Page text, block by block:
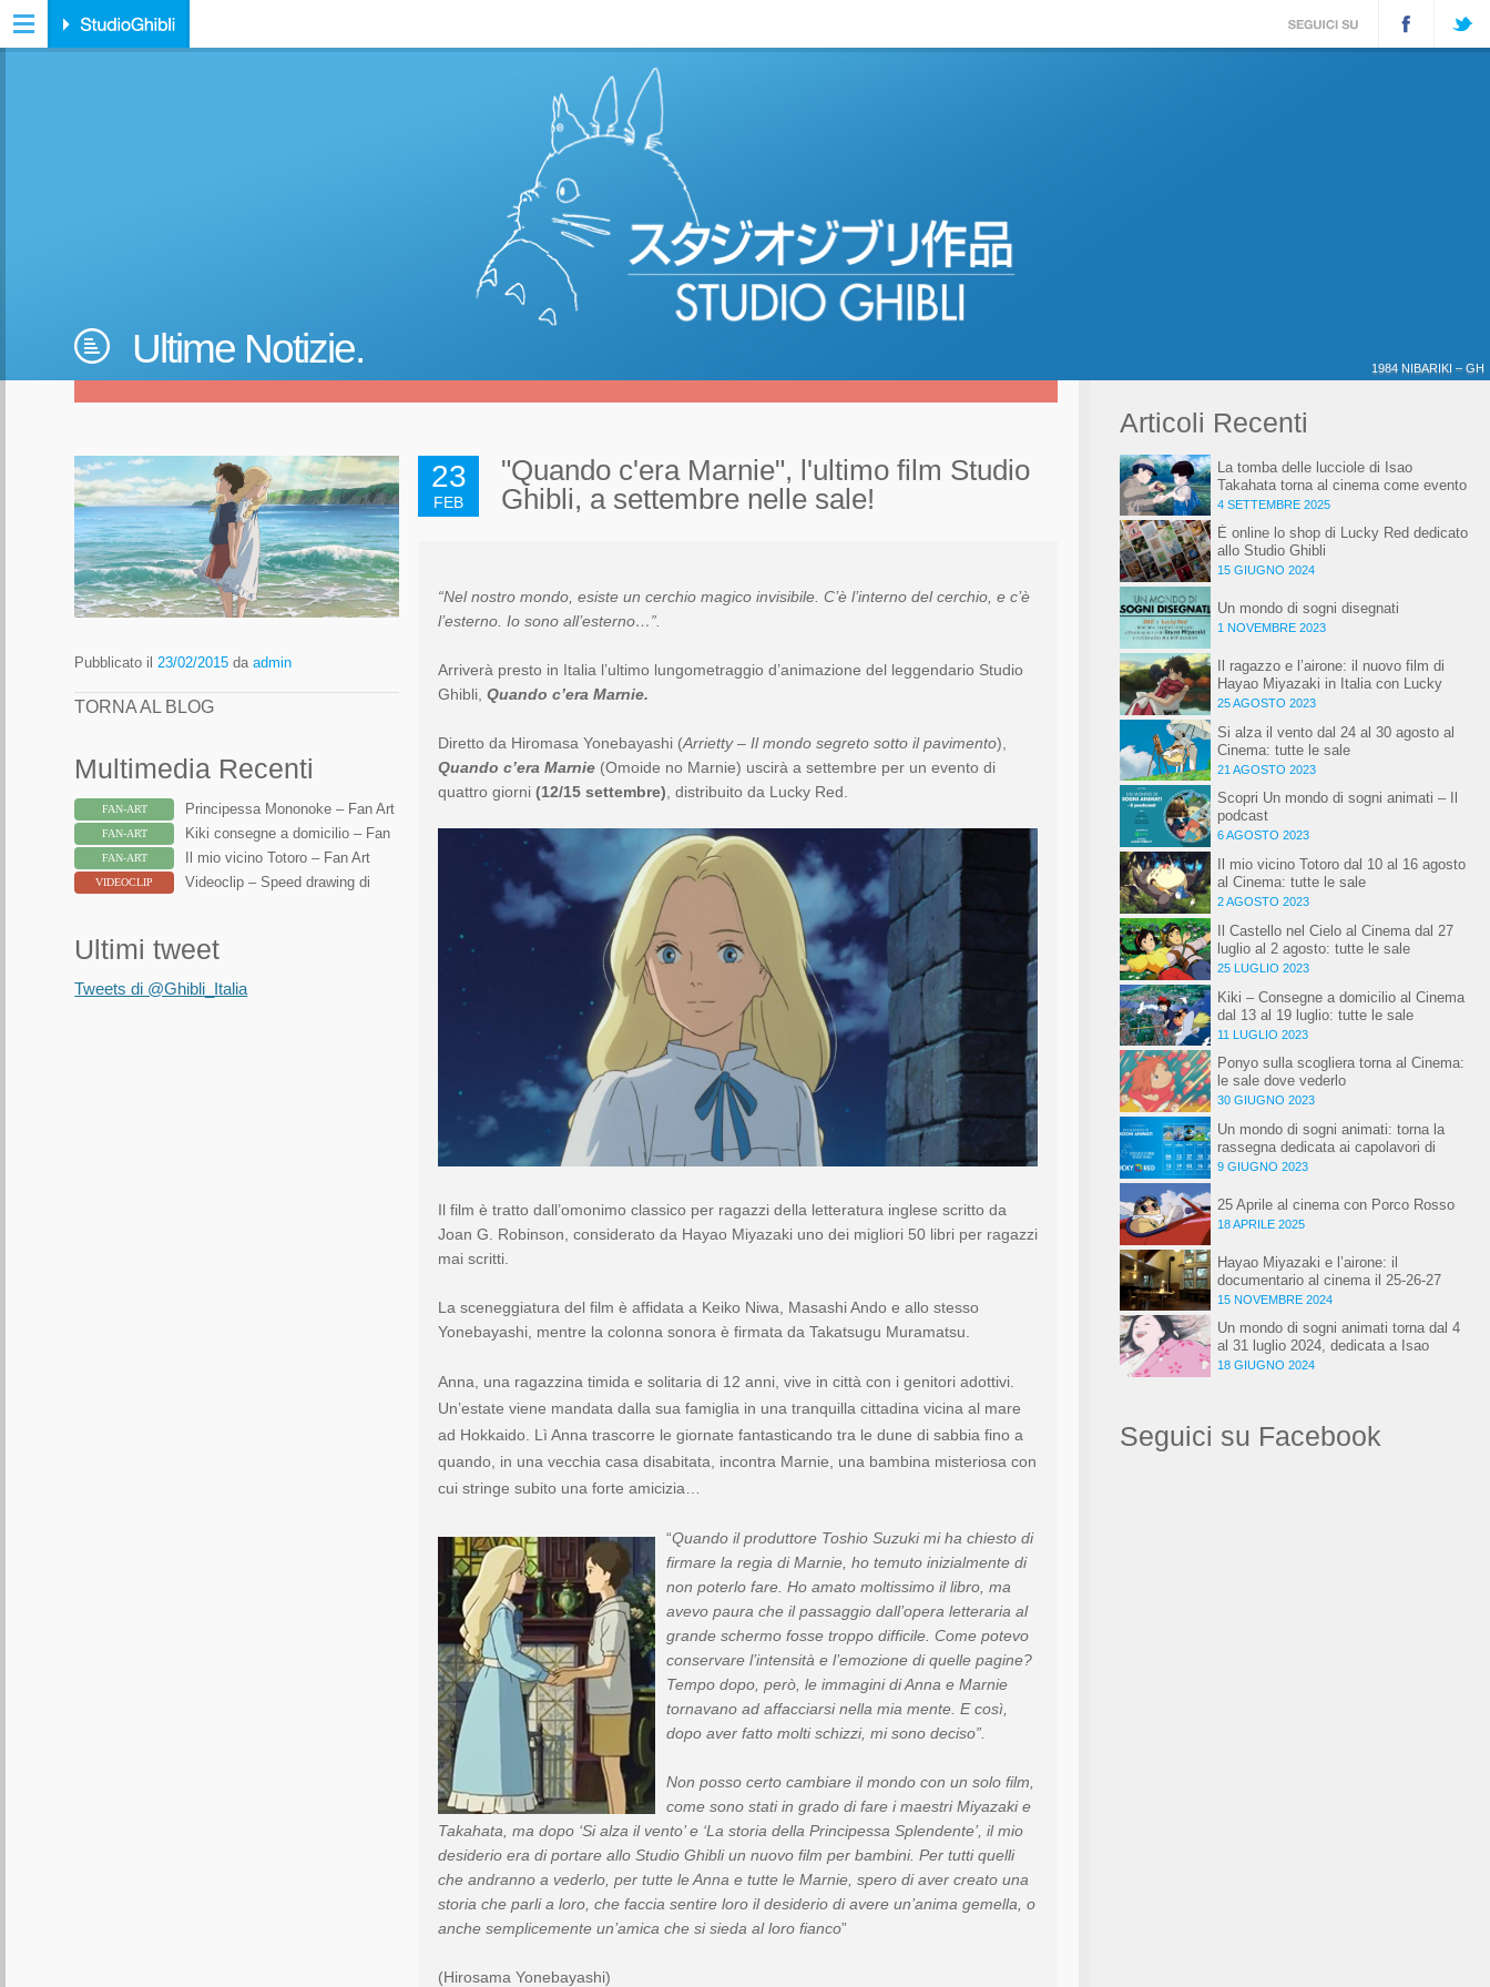
Ultime Notizie. 1984 NIBARIKI – GH
Pubblicato il 23/02/2015 daadmin
TORNA AL BLOG
Multimedia Recenti
Principessa Mononoke – Fan Art
FAN-ART
Kiki consegne a domicilio – Fan
Art
FAN-ART
Il mio vicino Totoro – Fan Art
FAN-ART
Videoclip – Speed drawing di
VIDEOCLIP
Ultimi tweet
Tweets di @Ghibli_Italia
23
FEB
"Quando c'era Marnie", l'ultimo film Studio
Ghibli, a settembre nelle sale!
“Nel nostro mondo, esiste un cerchio magico invisibile. C’è l’interno del cerchio, e c’è
l’esterno. Io sono all’esterno…”.
Arriverà presto in Italia l’ultimo lungometraggio d’animazione del leggendario Studio
Ghibli, Quando c’era Marnie.
Diretto da Hiromasa Yonebayashi (Arrietty – Il mondo segreto sotto il pavimento),
Quando c’era Marnie(Omoide no Marnie) uscirà a settembre per un evento di
quattro giorni(12/15 settembre) , distribuito da Lucky Red.
Il film è tratto dall’omonimo classico per ragazzi della letteratura inglese scritto da
Joan G. Robinson, considerato da Hayao Miyazaki uno dei migliori 50 libri per ragazzi
mai scritti.
La sceneggiatura del film è affidata a Keiko Niwa, Masashi Ando e allo stesso
Yonebayashi, mentre la colonna sonora è firmata da Takatsugu Muramatsu.
Anna, una ragazzina timida e solitaria di 12 anni, vive in città con i genitori adottivi.
Un’estate viene mandata dalla sua famiglia in una tranquilla cittadina vicina al mare
ad Hokkaido. Lì Anna trascorre le giornate fantasticando tra le dune di sabbia fino a
quando, in una vecchia casa disabitata, incontra Marnie, una bambina misteriosa con
cui stringe subito una forte amicizia…
“Quando il produttore Toshio Suzuki mi ha chiesto di
firmare la regia di Marnie, ho temuto inizialmente di
non poterlo fare. Ho amato moltissimo il libro, ma
avevo paura che il passaggio dall’opera letteraria al
grande schermo fosse troppo difficile. Come potevo
conservare l’intensità e l’emozione di quelle pagine?
Tempo dopo, però, le immagini di Anna e Marnie
tornavano ad affacciarsi nella mia mente. E così,
dopo aver fatto molti schizzi, mi sono deciso”.
Non posso certo cambiare il mondo con un solo film,
come sono stati in grado di fare i maestri Miyazaki e
Takahata, ma dopo ‘Si alza il vento’ e ‘La storia della Principessa Splendente’, il mio
desiderio era di portare allo Studio Ghibli un nuovo film per bambini. Per tutti quelli
che andranno a vederlo, per tutte le Anna e tutte le Marnie, spero di aver creato una
storia che parli a loro, che faccia sentire loro il desiderio di avere un’anima gemella, o
anche semplicemente un’amica che si sieda al loro fianco”
(Hirosama Yonebayashi)
Articoli Recenti
La tomba delle lucciole di Isao
Takahata torna al cinema come evento
speciale
4 SETTEMBRE 2025
È online lo shop di Lucky Red dedicato
allo Studio Ghibli
15 GIUGNO 2024
Un mondo di sogni disegnati
1 NOVEMBRE 2023
Il ragazzo e l’airone: il nuovo film di
Hayao Miyazaki in Italia con Lucky
Red dal 1 gennaio 2024
25 AGOSTO 2023
Si alza il vento dal 24 al 30 agosto al
Cinema: tutte le sale
21 AGOSTO 2023
Scopri Un mondo di sogni animati – Il
podcast
6 AGOSTO 2023
Il mio vicino Totoro dal 10 al 16 agosto
al Cinema: tutte le sale
2 AGOSTO 2023
Il Castello nel Cielo al Cinema dal 27
luglio al 2 agosto: tutte le sale
25 LUGLIO 2023
Kiki – Consegne a domicilio al Cinema
dal 13 al 19 luglio: tutte le sale
11 LUGLIO 2023
Ponyo sulla scogliera torna al Cinema:
le sale dove vederlo
30 GIUGNO 2023
Un mondo di sogni animati: torna la
rassegna dedicata ai capolavori di
Hayao Miyazaki, al Cinema!
9 GIUGNO 2023
25 Aprile al cinema con Porco Rosso
18 APRILE 2025
Hayao Miyazaki e l’airone: il
documentario al cinema il 25-26-27
novembre
15 NOVEMBRE 2024
Un mondo di sogni animati torna dal 4
al 31 luglio 2024, dedicata a Isao
Takahata
18 GIUGNO 2024
Seguici su Facebook